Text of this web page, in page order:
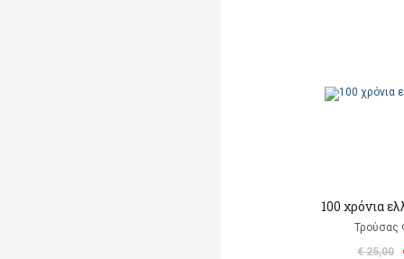
100 χρόνια
Τρούσας
€ 25,00